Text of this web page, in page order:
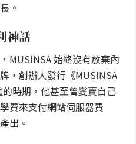
。
神話
MUSINSA 始終沒有放棄內
，創辦人發行《MUSINSA
時期，他甚至曾變賣自己
費來支付網站伺服器費
出。